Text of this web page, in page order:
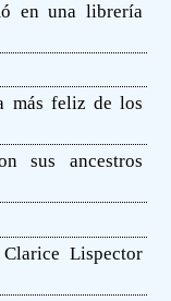
en una librería
más feliz de los
sus ancestros
Lispector